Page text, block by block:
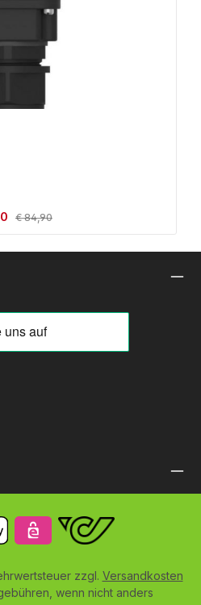
Regulärer Preis:
€ 84,90
zzgl. Versandkosten
wenn nicht anders